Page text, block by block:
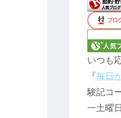
いつも
『毎日
験記コ
一土曜